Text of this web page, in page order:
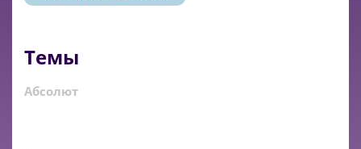
Темы
Абсолют